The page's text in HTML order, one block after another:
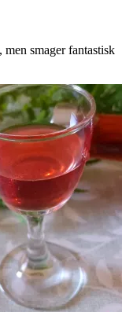
smager fantastisk